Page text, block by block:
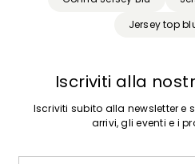
Jersey top
Iscriviti alla
Iscriviti subito alla newsletter e
arrivi, gli eventi e i